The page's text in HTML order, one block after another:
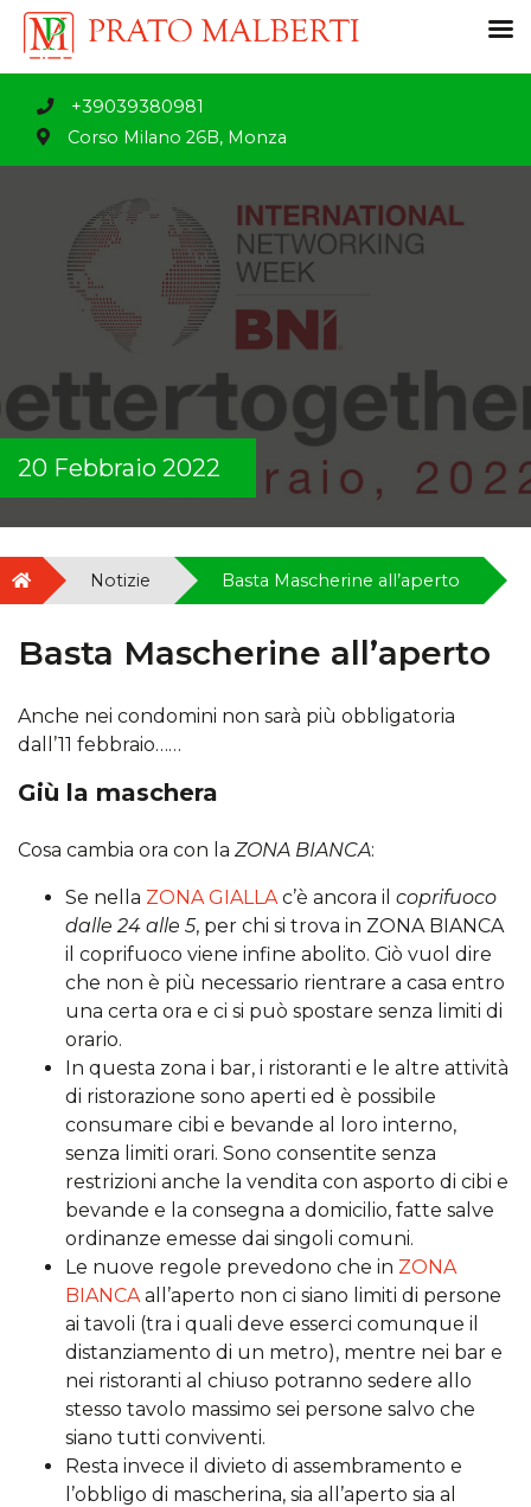
+39039380981
Corso Milano 26B, Monza
20 Febbraio 2022
Notizie Basta Mascherine all’aperto
Basta Mascherine all’aperto
Anche nei condomini non sarà più obbligatoria
dall’11 febbraio……
Giù la maschera
Cosa cambia ora con la ZONA BIANCA:
Se nella ZONA GIALLAc’è ancora il coprifuoco
dalle 24 alle 5, per chi si trova in ZONA BIANCA
il coprifuoco viene infine abolito. Ciò vuol dire
che non è più necessario rientrare a casa entro
una certa ora e ci si può spostare senza limiti di
orario.
In questa zona i bar, i ristoranti e le altre attività
di ristorazione sono aperti ed è possibile
consumare cibi e bevande al loro interno,
senza limiti orari. Sono consentite senza
restrizioni anche la vendita con asporto di cibi e
bevande e la consegna a domicilio, fatte salve
ordinanze emesse dai singoli comuni.
Le nuove regole prevedono che in ZONA
BIANCA all’aperto non ci siano limiti di persone
ai tavoli (tra i quali deve esserci comunque il
distanziamento di un metro), mentre nei bar e
nei ristoranti al chiuso potranno sedere allo
stesso tavolo massimo sei persone salvo che
siano tutti conviventi.
Resta invece il divieto di assembramento e
l’obbligo di mascherina, sia all’aperto sia al